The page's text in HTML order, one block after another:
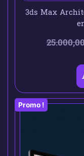
3ds Max
Promo !